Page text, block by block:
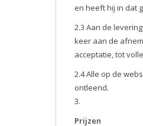
en heeft hij in dat
2.3 Aan de
keer aan de
acceptatie, tot
2.4 Alle op de
ontleend.
Prijzen